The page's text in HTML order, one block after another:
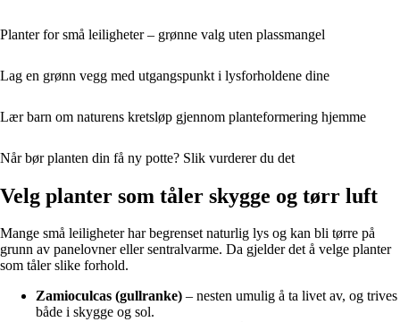
Planter for små leiligheter – grønne valg uten plassmangel
Lag en grønn vegg med utgangspunkt i lysforholdene dine
Lær barn om naturens kretsløp gjennom planteformering hjemme
Når bør planten din få ny potte? Slik vurderer du det
Velg planter som tåler skygge og tørr luft
Mange små leiligheter har begrenset naturlig lys og kan bli tørre på
grunn av panelovner eller sentralvarme. Da gjelder det å velge planter
som tåler slike forhold.
Zamioculcas (gullranke) – nesten umulig å ta livet av, og trives
både i skygge og sol.